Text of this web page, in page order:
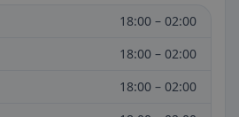
18:00 – 02:00
18:00 – 02:00
18:00 – 02:00